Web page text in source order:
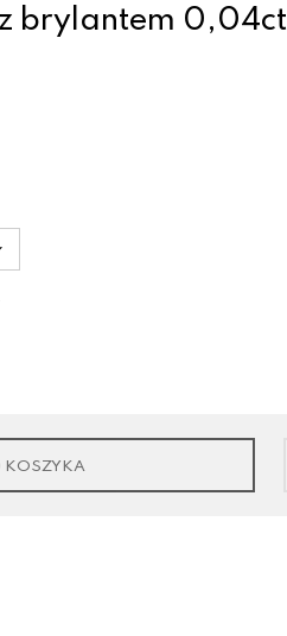
z brylantem 0,04ct
KOSZYKA